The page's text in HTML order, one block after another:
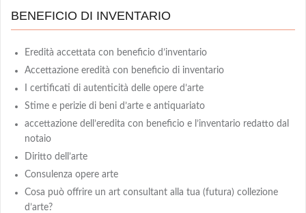
BENEFICIO DI INVENTARIO
Eredità accettata con beneficio d’inventario
Accettazione eredità con beneficio di inventario
I certificati di autenticità delle opere d’arte
Stime e perizie di beni d’arte e antiquariato
accettazione dell’eredita con beneficio e l’inventario redatto dal
notaio
Diritto dell’arte
Consulenza opere arte
Cosa può offrire un art consultant alla tua (futura) collezione
d’arte?